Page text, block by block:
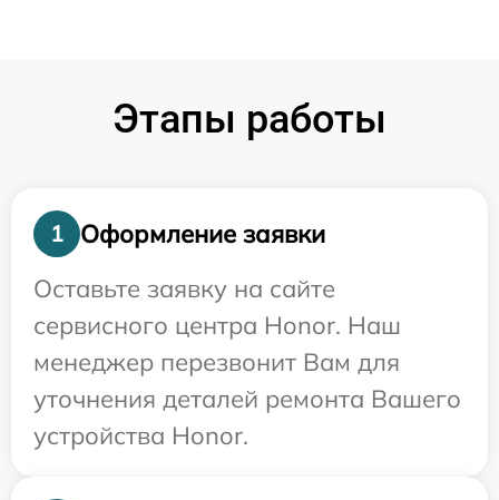
Этапы работы
1
Оформление заявки
Оставьте заявку на сайте
сервисного центра Honor. Наш
менеджер перезвонит Вам для
уточнения деталей ремонта Вашего
устройства Honor.